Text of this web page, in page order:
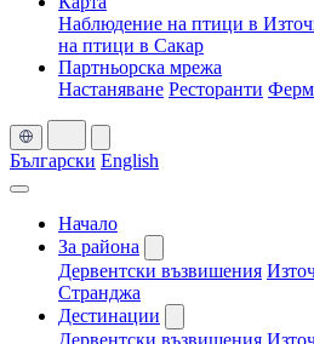
Наблюдение на птици в
на птици в Сакар
Партньорска мрежа
Настаняване Ресторанти
Български English
Начало
За района
Дервентски възвишения
Странджа
Дестинации